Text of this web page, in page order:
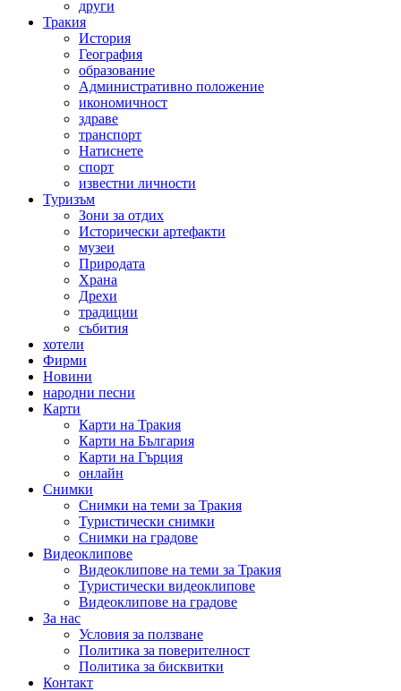
други
Тракия
История
География
образование
Административно положение
икономичност
здраве
транспорт
Натиснете
спорт
известни личности
Туризъм
Зони за отдих
Исторически артефакти
музеи
Природата
Храна
Дрехи
традиции
събития
хотели
Фирми
Новини
народни песни
Карти
Карти на Тракия
Карти на България
Карти на Гърция
онлайн
Снимки
Снимки на теми за Тракия
Туристически снимки
Снимки на градове
Видеоклипове
Видеоклипове на теми за Тракия
Туристически видеоклипове
Видеоклипове на градове
За нас
Условия за ползване
Политика за поверителност
Политика за бисквитки
Контакт